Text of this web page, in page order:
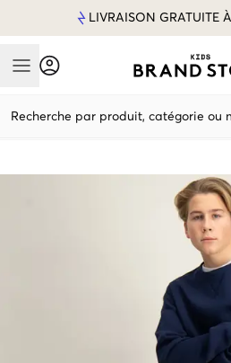
LIVRAISON GRATUITE
Mobile Menu
Recherche par produit, catégorie ou